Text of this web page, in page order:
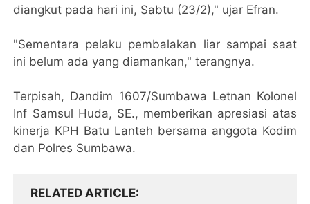
diangkut pada hari ini, Sabtu (23/2)," ujar Efran.
"Sementara pelaku pembalakan liar sampai saat
ini belum ada yang diamankan," terangnya.
Terpisah, Dandim 1607/Sumbawa Letnan Kolonel
Inf Samsul Huda, SE., memberikan apresiasi atas
kinerja KPH Batu Lanteh bersama anggota Kodim
dan Polres Sumbawa.
RELATED ARTICLE